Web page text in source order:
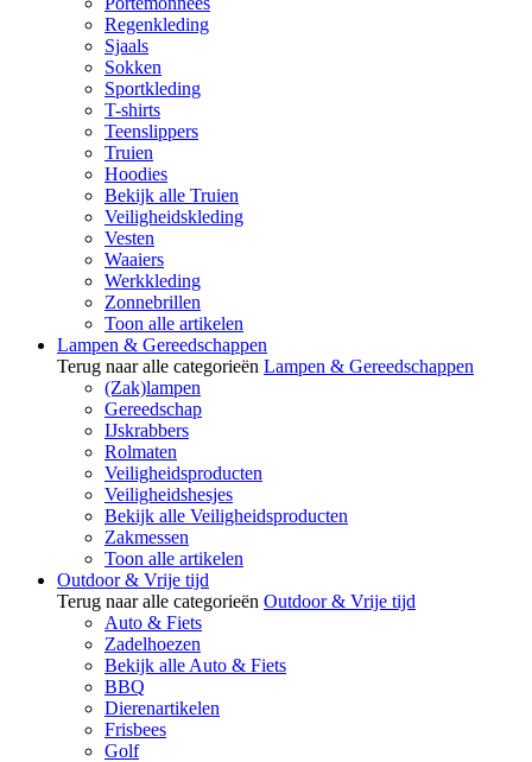
Regenkleding
Sjaals
Sokken
Sportkleding
T-shirts
Teenslippers
Truien
Hoodies
Bekijk alle Truien
Veiligheidskleding
Vesten
Waaiers
Werkkleding
Zonnebrillen
Toon alle artikelen
Lampen & Gereedschappen
Terug naar alle categorieën Lampen & Gereedschappen
(Zak)lampen
Gereedschap
IJskrabbers
Rolmaten
Veiligheidsproducten
Veiligheidshesjes
Bekijk alle Veiligheidsproducten
Zakmessen
Toon alle artikelen
Outdoor & Vrije tijd
Terug naar alle categorieën Outdoor & Vrije tijd
Auto & Fiets
Zadelhoezen
Bekijk alle Auto & Fiets
BBQ
Dierenartikelen
Frisbees
Golf